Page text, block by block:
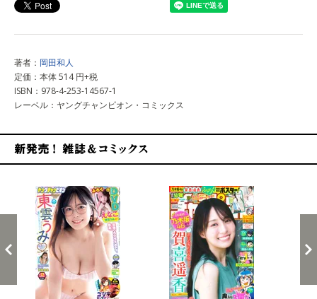
著者： 岡田和人
定価：本体 514 円+税
ISBN：978-4-253-14567-1
レーベル：ヤングチャンピオン・コミックス